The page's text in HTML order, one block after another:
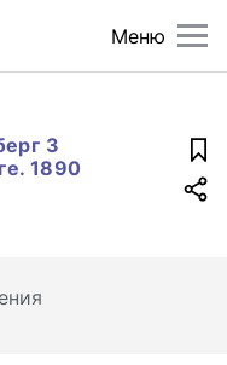
Меню
3
1890